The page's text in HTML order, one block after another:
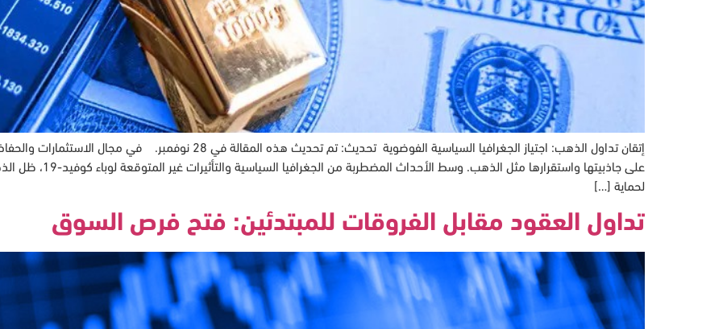
إتقان تداول الذهب: اجتياز الجغرافيا السياسية الفوضوية تحديث: تم
على جاذبيتها
لحماية […]
تداول العقود مقابل الفروقات للمبتدئين: فتح فرص السوق